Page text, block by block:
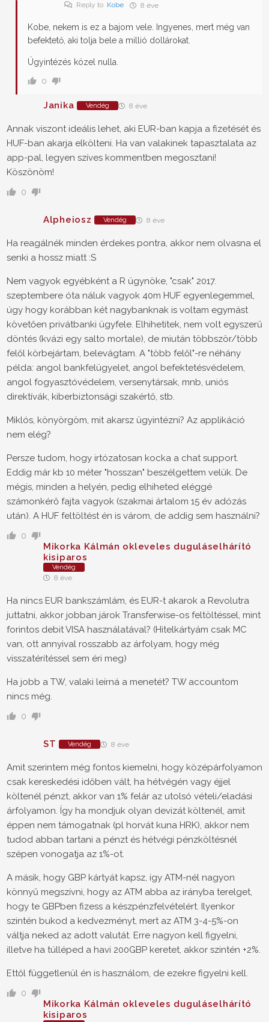
Reply to Kobe 8 éve
Kobe, nekem is ez a bajom vele. Ingyenes, mert még van
befektető, aki tolja bele a millió dollárokat.
Ügyintézés közel nulla.
0
Janika Vendég 8 éve
Annak viszont ideális lehet, aki EUR-ban kapja a fizetését és
HUF-ban akarja elkölteni. Ha van valakinek tapasztalata az
app-pal, legyen szíves kommentben megosztani!
Köszönöm!
0
Alpheiosz Vendég 8 éve
Ha reagálnék minden érdekes pontra, akkor nem olvasna el
senki a hossz miatt :S
Nem vagyok egyébként a R ügynöke, "csak" 2017.
szeptembere óta náluk vagyok 40m HUF egyenlegemmel,
úgy hogy korábban két nagybanknak is voltam egymást
követően privátbanki ügyfele. Elhihetitek, nem volt egyszerű
döntés (kvázi egy salto mortale), de miután többször/több
felől körbejártam, belevágtam. A "több felől"-re néhány
példa: angol bankfelügyelet, angol befektetésvédelem,
angol fogyasztóvédelem, versenytársak, mnb, uniós
direktívák, kiberbiztonsági szakértő, stb.
Miklós, könyörgöm, mit akarsz ügyintézni? Az applikáció
nem elég?
Persze tudom, hogy irtózatosan kocka a chat support.
Eddig már kb 10 méter "hosszan" beszélgettem velük. De
mégis, minden a helyén, pedig elhiheted eléggé
számonkérő fajta vagyok (szakmai ártalom 15 év adózás
után). A HUF feltöltést én is várom, de addig sem használni?
0
Mikorka Kálmán okleveles duguláselhárító
kisiparos
Vendég
8 éve
Ha nincs EUR bankszámlám, és EUR-t akarok a Revolutra
juttatni, akkor jobban járok Transferwise-os feltöltéssel, mint
forintos debit VISA használatával? (Hitelkártyám csak MC
van, ott annyival rosszabb az árfolyam, hogy még
visszatérítéssel sem éri meg)
Ha jobb a TW, valaki leírná a menetét? TW accountom
nincs még.
0
ST Vendég 8 éve
Amit szerintem még fontos kiemelni, hogy középárfolyamon
csak kereskedési időben vált, ha hétvégén vagy éjjel
költenél pénzt, akkor van 1% felár az utolsó vételi/eladási
árfolyamon. Így ha mondjuk olyan devizát költenél, amit
éppen nem támogatnak (pl horvát kuna HRK), akkor nem
tudod abban tartani a pénzt és hétvégi pénzköltésnél
szépen vonogatja az 1%-ot.
A másik, hogy GBP kártyát kapsz, így ATM-nél nagyon
könnyű megszívni, hogy az ATM abba az irányba terelget,
hogy te GBPben fizess a készpénzfelvételért. Ilyenkor
szintén bukod a kedvezményt, mert az ATM 3-4-5%-on
váltja neked az adott valutát. Erre nagyon kell figyelni,
illetve ha túlléped a havi 200GBP keretet, akkor szintén +2%.
Ettől függetlenül én is használom, de ezekre figyelni kell.
0
Mikorka Kálmán okleveles duguláselhárító
kisiparos